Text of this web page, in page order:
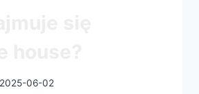
2025-06-02